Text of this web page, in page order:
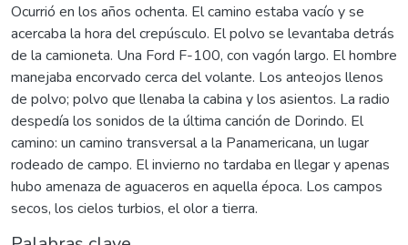
Ocurrió en los años ochenta. El camino estaba vacío y se
acercaba la hora del crepúsculo. El polvo se levantaba detrás
de la camioneta. Una Ford F-100, con vagón largo. El hombre
manejaba encorvado cerca del volante. Los anteojos llenos
de polvo; polvo que llenaba la cabina y los asientos. La radio
despedía los sonidos de la última canción de Dorindo. El
camino: un camino transversal a la Panamericana, un lugar
rodeado de campo. El invierno no tardaba en llegar y apenas
hubo amenaza de aguaceros en aquella época. Los campos
secos, los cielos turbios, el olor a tierra.